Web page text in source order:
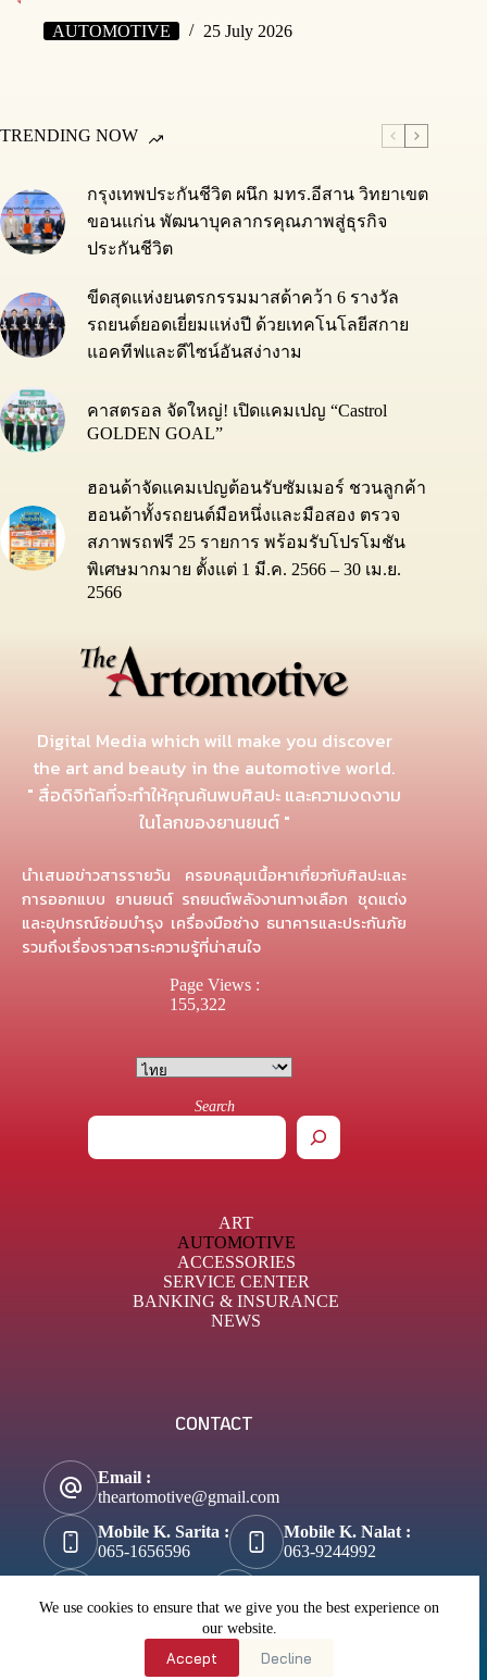
We use cookies to ensure that we give you the best experience on
our website.
Accept Decline
AUTOMOTIVE 25 July 2026
TRENDING NOW
กรุงเทพประกันชีวิต ผนึก มทร.อีสาน วิทยาเขต
ขอนแก่น พัฒนาบุคลากรคุณภาพสู่ธุรกิจ
ประกันชีวิต
ขีดสุดแห่งยนตรกรรมมาสด้าคว้า 6 รางวัล
รถยนต์ยอดเยี่ยมแห่งปี ด้วยเทคโนโลยีสกาย
แอคทีฟและดีไซน์อันสง่างาม
คาสตรอล จัดใหญ่! เปิดแคมเปญ “Castrol
GOLDEN GOAL”
ฮอนด้าจัดแคมเปญต้อนรับซัมเมอร์ ชวนลูกค้า
ฮอนด้าทั้งรถยนต์มือหนึ่งและมือสอง ตรวจ
สภาพรถฟรี 25 รายการ พร้อมรับโปรโมชัน
พิเศษมากมาย ตั้งแต่ 1 มี.ค. 2566 – 30 เม.ย.
2566
Digital Media which will make you discover
the art and beauty in the automotive world.
" สื่อดิจิทัลที่จะทำให้คุณค้นพบศิลปะ และความงดงาม
ในโลกของยานยนต์ "
นำเสนอข่าวสารรายวัน ครอบคลุมเนื้อหาเกี่ยวกับศิลปะและ
การออกแบบ ยานยนต์ รถยนต์พลังงานทางเลือก ชุดแต่ง
และอุปกรณ์ซ่อมบำรุง เครื่องมือช่าง ธนาคารและประกันภัย
รวมถึงเรื่องราวสาระความรู้ที่น่าสนใจ
Page Views :
155,322
Search
ART
AUTOMOTIVE
ACCESSORIES
SERVICE CENTER
BANKING & INSURANCE
NEWS
CONTACT
Email :
theartomotive@gmail.com
Mobile K. Sarita :
065-1656596
Mobile K. Nalat :
063-9244992
@theartomotive
Biztosuccess.com
About Lifestyle :
Wannateller.com